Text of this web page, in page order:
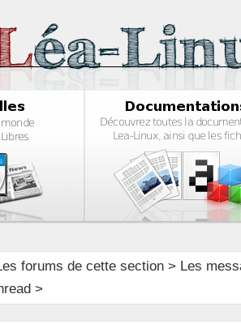
forums de cette section> Les
>